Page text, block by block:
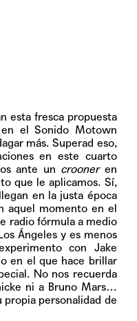
esta fresca propuesta
el Sonido Motown
más. Superad eso,
en este cuarto
ante un crooneren
que le aplicamos. Sí,
en la justa época
aquel momento en el
radio fórmula a medio
Ángeles y es menos
con Jake
en el que hace brillar
No nos recuerda
ni a Bruno Mars…
propia personalidad de